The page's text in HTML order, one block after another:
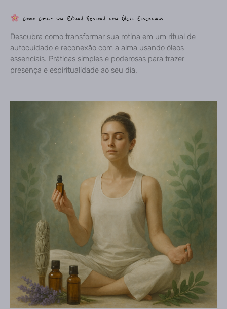
Como Criar um Ritual Pessoal com Óleos Essenciais
Descubra como transformar sua rotina em um ritual de
autocuidado e reconexão com a alma usando óleos
essenciais. Práticas simples e poderosas para trazer
presença e espiritualidade ao seu dia.